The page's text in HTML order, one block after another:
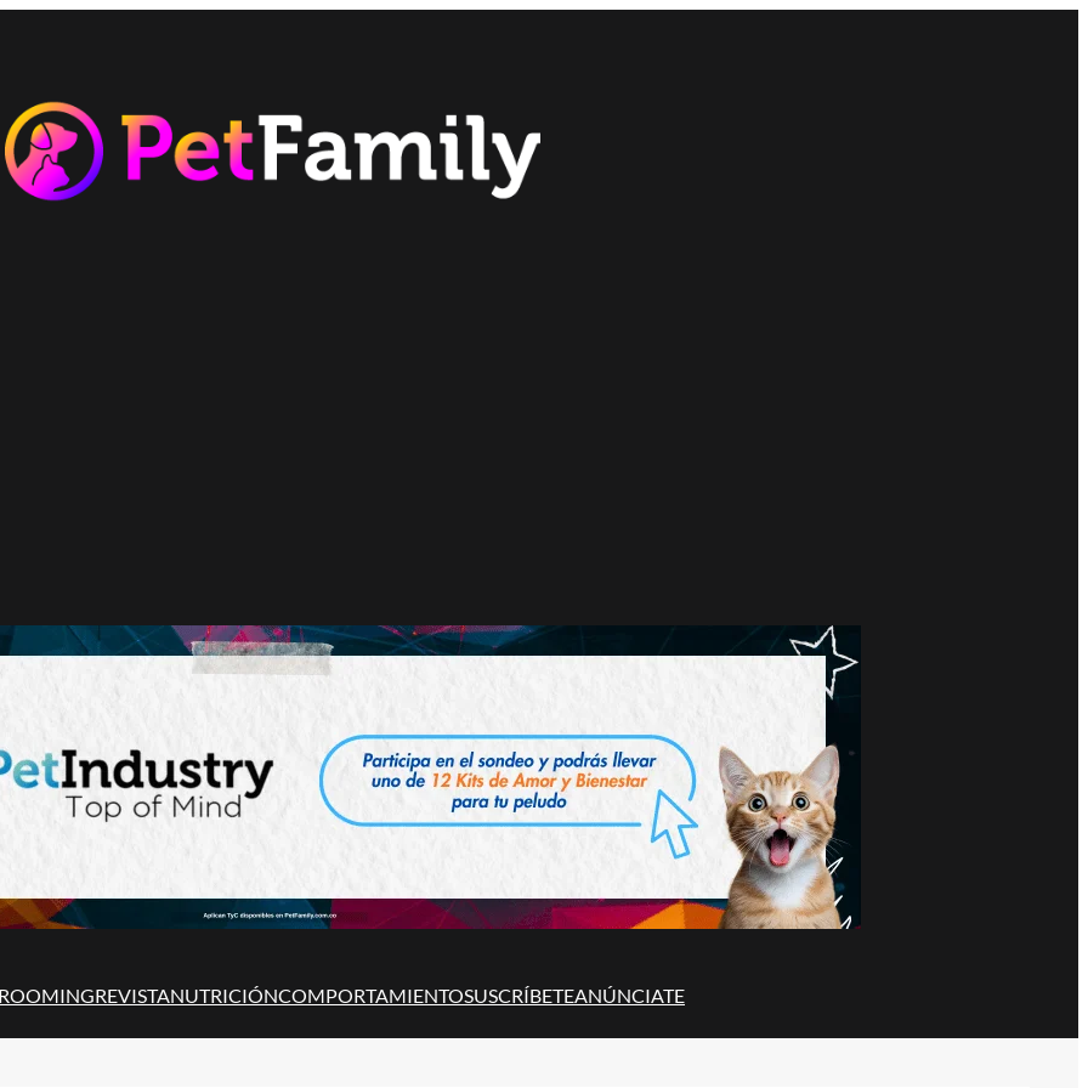
REVISTANUTRICIÓNCOMPORTAMIENTOSUSCRÍBETEANÚNCIATE